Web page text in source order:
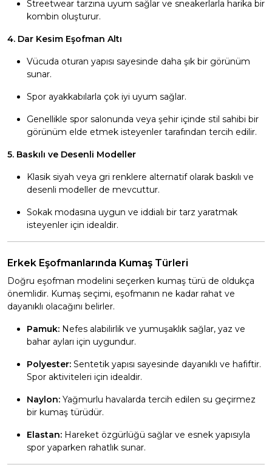
Streetwear tarzına uyum sağlar ve sneakerlarla harika bir
kombin oluşturur.
4. Dar Kesim Eşofman Altı
Vücuda oturan yapısı sayesinde daha şık bir görünüm
sunar.
Spor ayakkabılarla çok iyi uyum sağlar.
Genellikle spor salonunda veya şehir içinde stil sahibi bir
görünüm elde etmek isteyenler tarafından tercih edilir.
5. Baskılı ve Desenli Modeller
Klasik siyah veya gri renklere alternatif olarak baskılı ve
desenli modeller de mevcuttur.
Sokak modasına uygun ve iddialı bir tarz yaratmak
isteyenler için idealdir.
Erkek Eşofmanlarında Kumaş Türleri
Doğru eşofman modelini seçerken kumaş türü de oldukça
önemlidir. Kumaş seçimi, eşofmanın ne kadar rahat ve
dayanıklı olacağını belirler.
Pamuk: Nefes alabilirlik ve yumuşaklık sağlar, yaz ve
bahar ayları için uygundur.
Polyester: Sentetik yapısı sayesinde dayanıklı ve hafiftir.
Spor aktiviteleri için idealdir.
Naylon: Yağmurlu havalarda tercih edilen su geçirmez
bir kumaş türüdür.
Elastan: Hareket özgürlüğü sağlar ve esnek yapısıyla
spor yaparken rahatlık sunar.